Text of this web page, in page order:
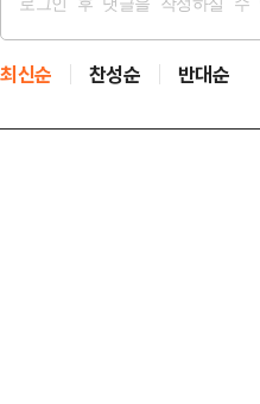
최신순 찬성순 반대순